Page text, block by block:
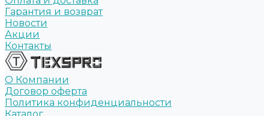
Гарантия и возврат
Новости
Акции
Контакты
О Компании
Договор оферта
Политика конфиденциальности